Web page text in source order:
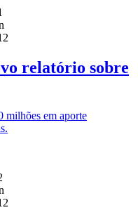
relatório sobre
milhões em aporte